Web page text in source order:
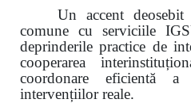
Un accent
comune cu serviciile
deprinderile practice de
cooperarea
coordonare eficientă
intervențiilor reale.